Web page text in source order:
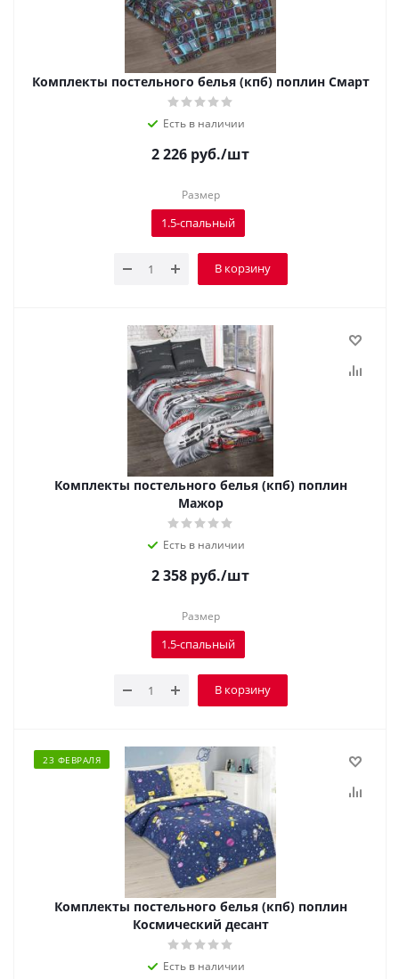
Комплекты постельного белья (кпб) поплин Смарт
Есть в наличии
2 226 руб./шт
Размер
1.5-спальный
В корзину
Комплекты постельного белья (кпб) поплин
Мажор
Есть в наличии
2 358 руб./шт
Размер
1.5-спальный
В корзину
23 ФЕВРАЛЯ
Комплекты постельного белья (кпб) поплин
Космический десант
Есть в наличии